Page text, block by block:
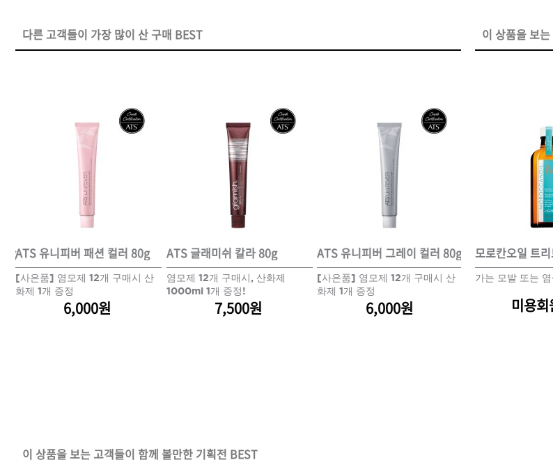
에센셜
스타일링
모
DAMAGE NO
쇼핑찬스 이벤트 살롱온리
다른 고객들이 가장 많이 산 구매 BEST
ATS 유니피버 패션 컬러 80g
[사은품] 염모제 12개 구매시 산
화제 1개 증정
6,000원
ATS 글래미쉬 칼라 80g
염모제 12개 구매시, 산화제
1000ml 1개 증정!
7,500원
ATS 유니피버 그레이 컬러 80g
[사은품] 염모제 12개 구매시 산
화제 1개 증정
6,000원
ATS 유니피버 패
[사은품] 염모제 12
6,000
이 상품을 보
모로칸오일 트리트먼트 라이트 125ml
가는 모발 또는 염색 모발용
미용회원전용
가는 모발 또는
미용
이 상품을 보는 고객들이 함께 볼만한 기획전 BEST